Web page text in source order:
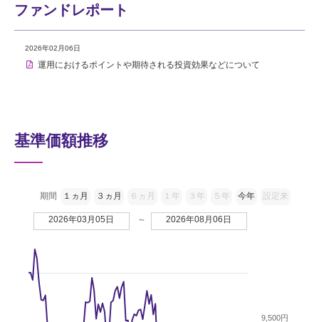
ファンドレポート
2026年02月06日
運用におけるポイントや期待される投資効果などについて
基準価額推移
9,500円
期間 １ヵ月 ３ヵ月 ６ヵ月 １年 ３年 ５年 今年 設定来
2026年03月05日 ～ 2026年08月06日